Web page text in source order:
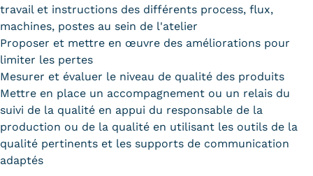
travail et instructions des différents process, flux,
machines, postes au sein de l'atelier
Proposer et mettre en œuvre des améliorations pour
limiter les pertes
Mesurer et évaluer le niveau de qualité des produits
Mettre en place un accompagnement ou un relais du
suivi de la qualité en appui du responsable de la
production ou de la qualité en utilisant les outils de la
qualité pertinents et les supports de communication
adaptés